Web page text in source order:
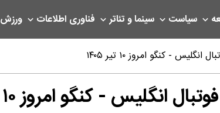
سیاست سینما و تئاتر فناوری اطلاعات ورزش
- کنگو امروز ۱۰ تیر ۱۴۰۵
انگلیس - کنگو امروز ۱۰ تیر ۱۴۰۵